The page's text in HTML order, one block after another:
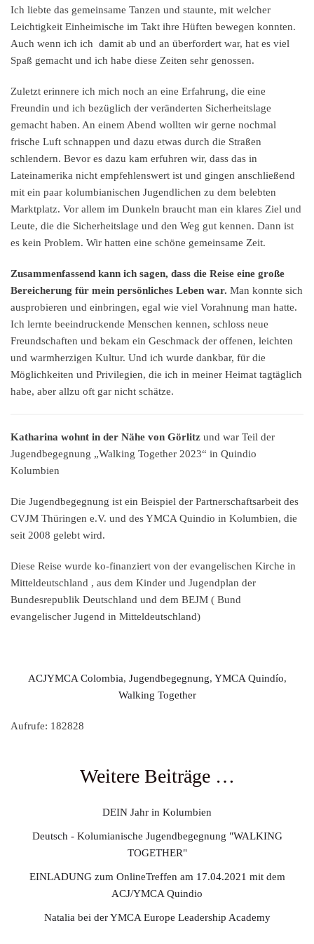
Ich liebte das gemeinsame Tanzen und staunte, mit welcher
Leichtigkeit Einheimische im Takt ihre Hüften bewegen konnten.
Auch wenn ich ich damit ab und an überfordert war, hat es viel
Spaß gemacht und ich habe diese Zeiten sehr genossen.
Zuletzt erinnere ich mich noch an eine Erfahrung, die eine
Freundin und ich bezüglich der veränderten Sicherheitslage
gemacht haben. An einem Abend wollten wir gerne nochmal
frische Luft schnappen und dazu etwas durch die Straßen
schlendern. Bevor es dazu kam erfuhren wir, dass das in
Lateinamerika nicht empfehlenswert ist und gingen anschließend
mit ein paar kolumbianischen Jugendlichen zu dem belebten
Marktplatz. Vor allem im Dunkeln braucht man ein klares Ziel und
Leute, die die Sicherheitslage und den Weg gut kennen. Dann ist
es kein Problem. Wir hatten eine schöne gemeinsame Zeit.
Zusammenfassend kann ich sagen, dass die Reise eine große
Bereicherung für mein persönliches Leben war. Man konnte sich
ausprobieren und einbringen, egal wie viel Vorahnung man hatte.
Ich lernte beeindruckende Menschen kennen, schloss neue
Freundschaften und bekam ein Geschmack der offenen, leichten
und warmherzigen Kultur. Und ich wurde dankbar, für die
Möglichkeiten und Privilegien, die ich in meiner Heimat tagtäglich
habe, aber allzu oft gar nicht schätze.
Katharina wohnt in der Nähe von Görlitz und war Teil der
Jugendbegegnung „Walking Together 2023“ in Quindio
Kolumbien
Die Jugendbegegnung ist ein Beispiel der Partnerschaftsarbeit des
CVJM Thüringen e.V. und des YMCA Quindio in Kolumbien, die
seit 2008 gelebt wird.
Diese Reise wurde ko-finanziert von der evangelischen Kirche in
Mitteldeutschland , aus dem Kinder und Jugendplan der
Bundesrepublik Deutschland und dem BEJM ( Bund
evangelischer Jugend in Mitteldeutschland)
ACJYMCA Colombia, Jugendbegegnung, YMCA Quindío,
Walking Together
Aufrufe: 182828
Weitere Beiträge …
DEIN Jahr in Kolumbien
Deutsch - Kolumianische Jugendbegegnung "WALKING
TOGETHER"
EINLADUNG zum OnlineTreffen am 17.04.2021 mit dem
ACJ/YMCA Quindio
Natalia bei der YMCA Europe Leadership Academy